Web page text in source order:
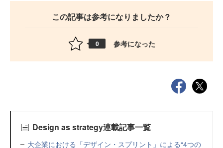
この記事は参考になりましたか？
0 参考になった
Design as strategy連載記事一覧
大企業における「デザイン・スプリント」による“4つの